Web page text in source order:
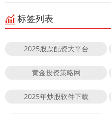
标签列表
2025股票配资大平台
黄金投资策略网
2025年炒股软件下载